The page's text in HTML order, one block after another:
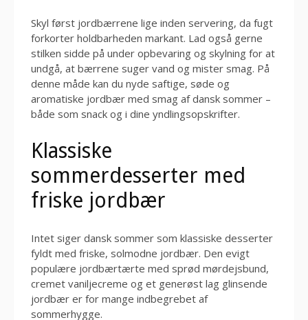
Skyl først jordbærrene lige inden servering, da fugt
forkorter holdbarheden markant. Lad også gerne
stilken sidde på under opbevaring og skylning for at
undgå, at bærrene suger vand og mister smag. På
denne måde kan du nyde saftige, søde og
aromatiske jordbær med smag af dansk sommer –
både som snack og i dine yndlingsopskrifter.
Klassiske
sommerdesserter med
friske jordbær
Intet siger dansk sommer som klassiske desserter
fyldt med friske, solmodne jordbær. Den evigt
populære jordbærtærte med sprød mørdejsbund,
cremet vaniljecreme og et generøst lag glinsende
jordbær er for mange indbegrebet af
sommerhygge.